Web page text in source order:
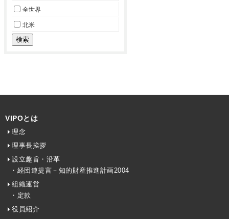
全世界
北米
VIPOとは
理念
理事長挨拶
設立趣旨・沿革
・経団連提言－知的財産推進計画2004
組織運営
・定款
役員紹介